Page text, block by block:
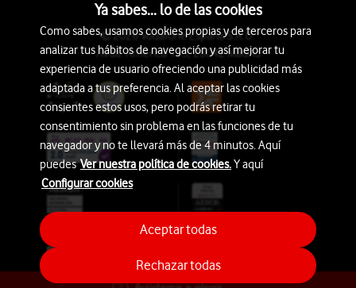
© 2026 Vodafone España S.A.U.
Avda. América 115, 28042 Madrid
Ya sabes... lo de las cookies
Como sabes, usamos cookies propias y de terceros para
analizar tus hábitos de navegación y así mejorar tu
experiencia de usuario ofreciendo una publicidad más
adaptada a tus preferencia. Al aceptar las cookies
consientes estos usos, pero podrás retirar tu
consentimiento sin problema en las funciones de tu
navegador y no te llevará más de 4 minutos. Aquí
puedesVer nuestra política de cookies.Y aquí
Configurar cookies
Rechazar todas
Aceptar todas